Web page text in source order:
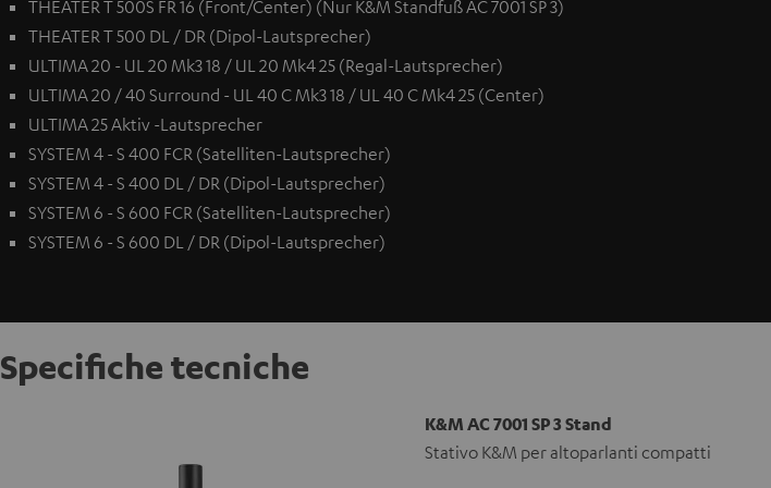
THEATER T 500S FR 16 (Front/Center) (Nur K&M Standfuß AC 7001 SP 3)
THEATER T 500 DL / DR (Dipol-Lautsprecher)
ULTIMA 20 - UL 20 Mk3 18 / UL 20 Mk4 25 (Regal-Lautsprecher)
ULTIMA 20 / 40 Surround - UL 40 C Mk3 18 / UL 40 C Mk4 25 (Center)
ULTIMA 25 Aktiv -Lautsprecher
SYSTEM 4 - S 400 FCR (Satelliten-Lautsprecher)
SYSTEM 4 - S 400 DL / DR (Dipol-Lautsprecher)
SYSTEM 6 - S 600 FCR (Satelliten-Lautsprecher)
SYSTEM 6 - S 600 DL / DR (Dipol-Lautsprecher)
Specifiche tecniche
K&M AC 7001 SP 3 Stand
Stativo K&M per altoparlanti compatti